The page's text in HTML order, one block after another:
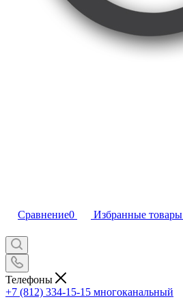
Сравнение0 Избранные товары
Телефоны
+7 (812) 334-15-15 многоканальный